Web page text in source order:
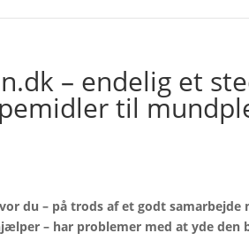
– endelig et
til
du – på trods af et godt samarbejde
– har problemer med at yde